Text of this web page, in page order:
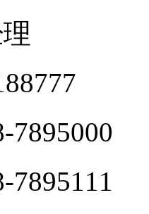
7895000
7895111